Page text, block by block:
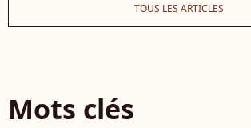
TOUS LES ARTICLES
Mots clés